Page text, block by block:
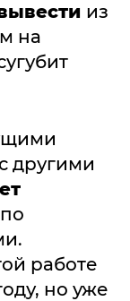
из
на
другими
работе
но уже